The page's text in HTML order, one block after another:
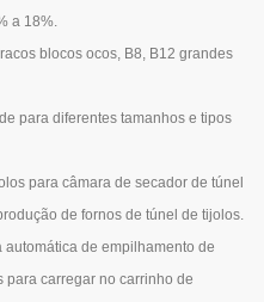
a 18%.
blocos ocos, B8, B12 grandes
para diferentes tamanhos e tipos
para câmara de secador de túnel
de fornos de túnel de tijolos.
de empilhamento de
carregar no carrinho de